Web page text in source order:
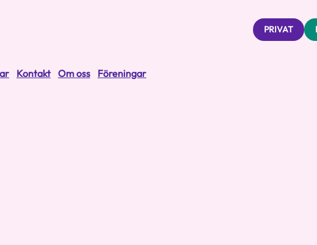
PRIVAT
Kontakt Om oss Föreningar